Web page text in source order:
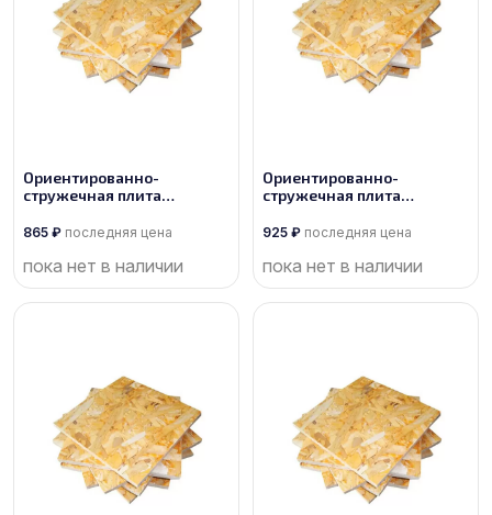
Ориентированно-
стружечная плита
865 ₽ последняя цена
пока нет в наличии
Ориентированно-
стружечная плита
925 ₽ последняя цена
пока нет в наличии